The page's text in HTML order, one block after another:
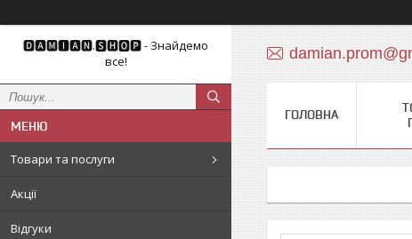
🅳🅰🅼🅸🅰🅽.🆂🅷🅾🅿 - Знайдемо
все!
Товари та послуги
Акції
Відгуки
ГОЛОВНА